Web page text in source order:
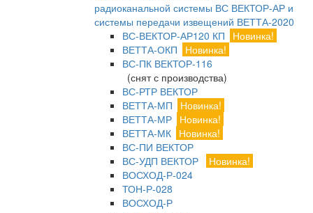
радиоканальной системы ВС ВЕКТОР-АР и
системы передачи извещений ВЕТТА-2020
ВС-ВЕКТОР-АР120 КП
Новинка!
ВЕТТА-ОКП
Новинка!
ВС-ПК ВЕКТОР-116
(снят с производства)
ВС-РТР ВЕКТОР
ВЕТТА-МП
Новинка!
ВЕТТА-МР Новинка!
ВЕТТА-МК Новинка!
ВС-ПИ ВЕКТОР
ВС-УДП ВЕКТОР
Новинка!
ВОСХОД-Р-024
ТОН-Р-028
ВОСХОД-Р